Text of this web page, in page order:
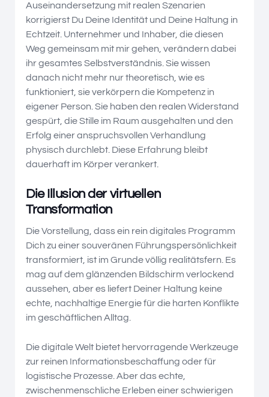
Auseinandersetzung mit realen Szenarien
korrigierst Du Deine Identität und Deine Haltung in
Echtzeit. Unternehmer und Inhaber, die diesen
Weg gemeinsam mit mir gehen, verändern dabei
ihr gesamtes Selbstverständnis. Sie wissen
danach nicht mehr nur theoretisch, wie es
funktioniert, sie verkörpern die Kompetenz in
eigener Person. Sie haben den realen Widerstand
gespürt, die Stille im Raum ausgehalten und den
Erfolg einer anspruchsvollen Verhandlung
physisch durchlebt. Diese Erfahrung bleibt
dauerhaft im Körper verankert.
Die Illusion der virtuellen
Transformation
Die Vorstellung, dass ein rein digitales Programm
Dich zu einer souveränen Führungspersönlichkeit
transformiert, ist im Grunde völlig realitätsfern. Es
mag auf dem glänzenden Bildschirm verlockend
aussehen, aber es liefert Deiner Haltung keine
echte, nachhaltige Energie für die harten Konflikte
im geschäftlichen Alltag.
Die digitale Welt bietet hervorragende Werkzeuge
zur reinen Informationsbeschaffung oder für
logistische Prozesse. Aber das echte,
zwischenmenschliche Erleben einer schwierigen